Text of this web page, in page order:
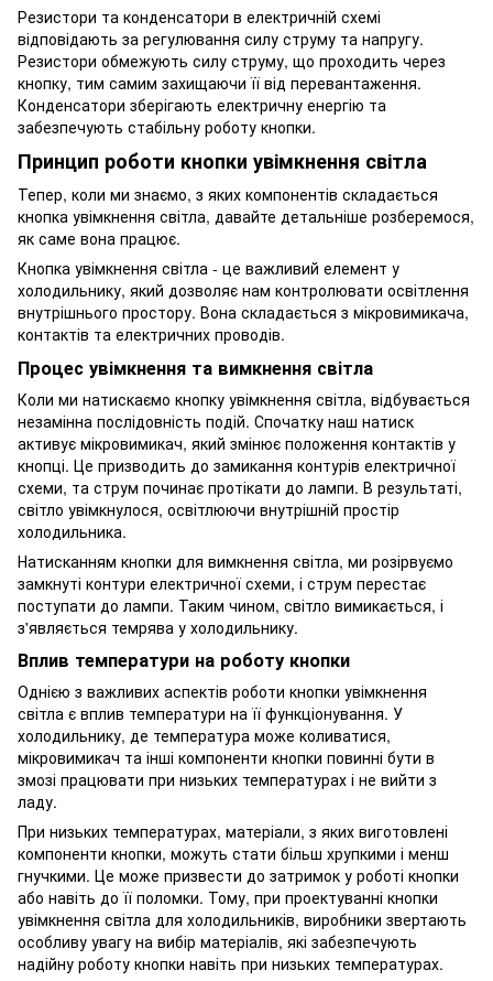
Резистори та конденсатори в електричній схемі
відповідають за регулювання силу струму та напругу.
Резистори обмежують силу струму, що проходить через
кнопку, тим самим захищаючи її від перевантаження.
Конденсатори зберігають електричну енергію та
забезпечують стабільну роботу кнопки.
Принцип роботи кнопки увімкнення світла
Тепер, коли ми знаємо, з яких компонентів складається
кнопка увімкнення світла, давайте детальніше розберемося,
як саме вона працює.
Кнопка увімкнення світла - це важливий елемент у
холодильнику, який дозволяє нам контролювати освітлення
внутрішнього простору. Вона складається з мікровимикача,
контактів та електричних проводів.
Процес увімкнення та вимкнення світла
Коли ми натискаємо кнопку увімкнення світла, відбувається
незамінна послідовність подій. Спочатку наш натиск
активує мікровимикач, який змінює положення контактів у
кнопці. Це призводить до замикання контурів електричної
схеми, та струм починає протікати до лампи. В результаті,
світло увімкнулося, освітлюючи внутрішній простір
холодильника.
Натисканням кнопки для вимкнення світла, ми розірвуємо
замкнуті контури електричної схеми, і струм перестає
поступати до лампи. Таким чином, світло вимикається, і
з'являється темрява у холодильнику.
Вплив температури на роботу кнопки
Однією з важливих аспектів роботи кнопки увімкнення
світла є вплив температури на її функціонування. У
холодильнику, де температура може коливатися,
мікровимикач та інші компоненти кнопки повинні бути в
змозі працювати при низьких температурах і не вийти з
ладу.
При низьких температурах, матеріали, з яких виготовлені
компоненти кнопки, можуть стати більш хрупкими і менш
гнучкими. Це може призвести до затримок у роботі кнопки
або навіть до її поломки. Тому, при проектуванні кнопки
увімкнення світла для холодильників, виробники звертають
особливу увагу на вибір матеріалів, які забезпечують
надійну роботу кнопки навіть при низьких температурах.